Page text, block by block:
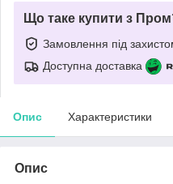
Що таке купити з
Замовлення під
Доступна доставка
Опис Характеристики
Опис